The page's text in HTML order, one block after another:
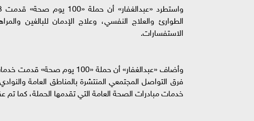
الطوارئ والعلاج النفسي، وعلاج الإدمان للبالغين
الاستفسارات.
فرق التواصل المجتمعي المنتشرة بالمناطق العامة
خدمات مبادرات الصحة العامة التي تقدمها الحملة، كما